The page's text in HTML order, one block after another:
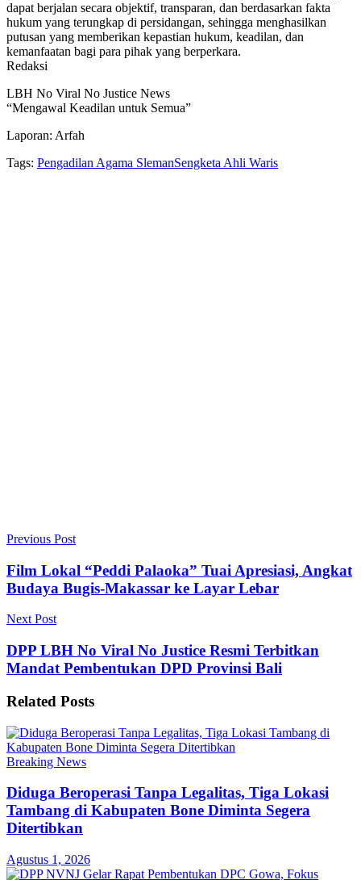
dapat berjalan secara objektif, transparan, dan berdasarkan fakta
hukum yang terungkap di persidangan, sehingga menghasilkan
putusan yang memberikan kepastian hukum, keadilan, dan
kemanfaatan bagi para pihak yang berperkara.
Redaksi
LBH No Viral No Justice News
“Mengawal Keadilan untuk Semua”
Laporan: Arfah
Tags: Pengadilan Agama SlemanSengketa Ahli Waris
Previous Post
Film Lokal “Peddi Palaoka” Tuai Apresiasi, Angkat
Budaya Bugis-Makassar ke Layar Lebar
Next Post
DPP LBH No Viral No Justice Resmi Terbitkan
Mandat Pembentukan DPD Provinsi Bali
Related Posts
Breaking News
Diduga Beroperasi Tanpa Legalitas, Tiga Lokasi
Tambang di Kabupaten Bone Diminta Segera
Ditertibkan
Agustus 1, 2026